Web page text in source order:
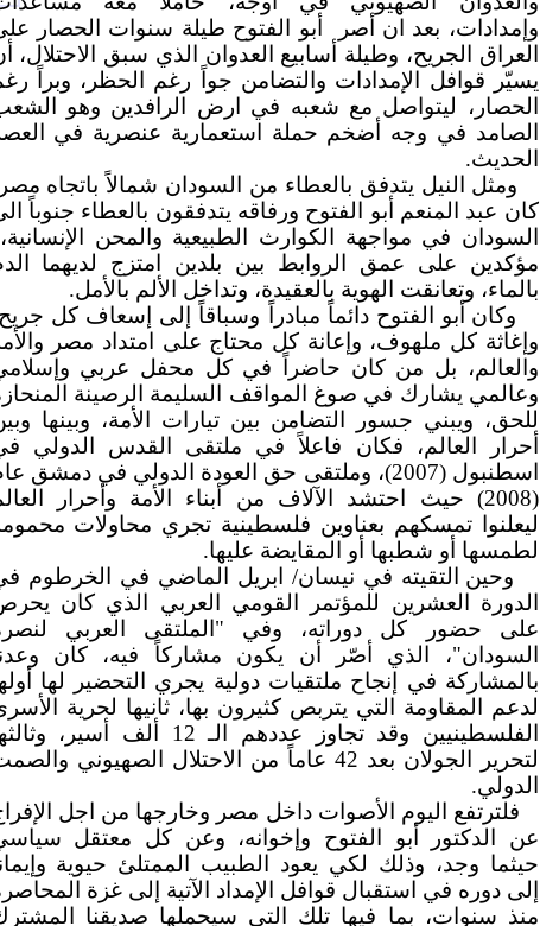
وإمدادات، بعد ان أصر
أبو الفتوح طيلة سنوات الحصار
العراق الجريح، وطيلة أسابيع العدوان الذي سبق الاحتلال،
يسيّر قوافل الإمدادات والتضامن جواً رغم الحظر، وبراً
الحصار، ليتواصل مع شعبه في ارض الرافدين وهو
الصامد في وجه أضخم حملة استعمارية عنصرية في
الحديث.
ومثل النيل يتدفق بالعطاء من السودان شمالاً باتجاه
كان عبد المنعم أبو الفتوح ورفاقه يتدفقون بالعطاء جنوباً
السودان في مواجهة الكوارث الطبيعية والمحن الإنسانية،
مؤكدين على عمق الروابط بين بلدين امتزج لديهما
بالماء، وتعانقت الهوية بالعقيدة، وتداخل الألم بالأمل.
وكان أبو الفتوح دائماً مبادراً وسباقاً إلى إسعاف كل
وإغاثة كل ملهوف، وإعانة كل محتاج على امتداد مصر
والعالم، بل من كان حاضراً في كل محفل عربي
وعالمي يشارك في صوغ المواقف السليمة الرصينة
للحق، ويبني جسور التضامن بين تيارات الأمة، وبينها
أحرار العالم، فكان فاعلاً في ملتقى القدس الدولي
اسطنبول (2007)، وملتقى حق العودة الدولي في دمشق
(2008) حيث احتشد الآلاف من أبناء الأمة وأحرار
ليعلنوا تمسكهم بعناوين فلسطينية تجري محاولات
لطمسها أو شطبها أو المقايضة عليها.
وحين التقيته في نيسان/ ابريل الماضي في الخرطوم
الدورة العشرين للمؤتمر القومي العربي الذي كان
على حضور كل دوراته، وفي "الملتقى العربي
السودان"، الذي أصّر أن يكون مشاركاً فيه، كان
بالمشاركة في إنجاح ملتقيات دولية يجري التحضير لها
لدعم المقاومة التي يتربص كثيرون بها، ثانيها لحرية
الفلسطينيين وقد تجاوز عددهم الـ 12 ألف أسير،
لتحرير الجولان بعد 42 عاماً من الاحتلال الصهيوني
الدولي.
فلترتفع اليوم الأصوات داخل مصر وخارجها من اجل
عن الدكتور أبو الفتوح وإخوانه، وعن كل معتقل
حيثما وجد، وذلك لكي يعود الطبيب الممتلئ حيوية
إلى دوره في استقبال قوافل الإمداد الآتية إلى غزة
منذ سنوات، بما فيها تلك التي سيحملها صديقنا